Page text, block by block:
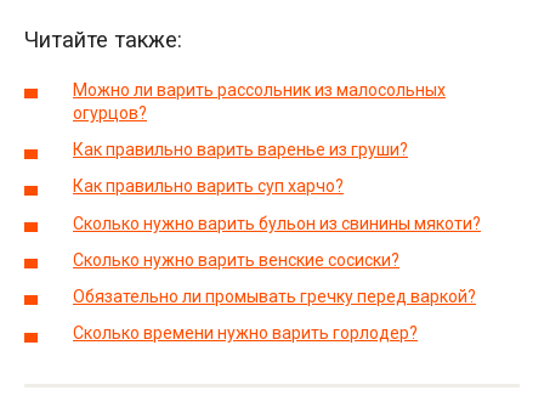
Читайте также:
Можно ли варить рассольник из малосольных
огурцов?
Как правильно варить варенье из груши?
Как правильно варить суп харчо?
Сколько нужно варить бульон из свинины мякоти?
Сколько нужно варить венские сосиски?
Обязательно ли промывать гречку перед варкой?
Сколько времени нужно варить горлодер?